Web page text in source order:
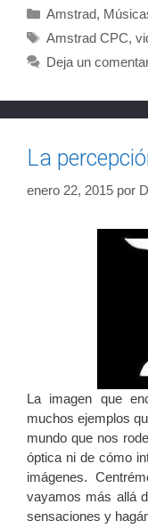
Categorías
Amstrad,
Etiquetas
Amstrad CPC,
Deja un
La
enero 22, 2015 por
La imagen que
muchos ejemplos
mundo que nos
óptica ni de cómo
imágenes.
vayamos más allá
sensaciones y